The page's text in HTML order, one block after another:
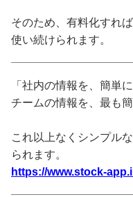
そのため、有料化すれ
使い続けられます。
「社内の情報を、簡単
チームの情報を、最も
これ以上なくシンプル
られます。
https://www.stock-